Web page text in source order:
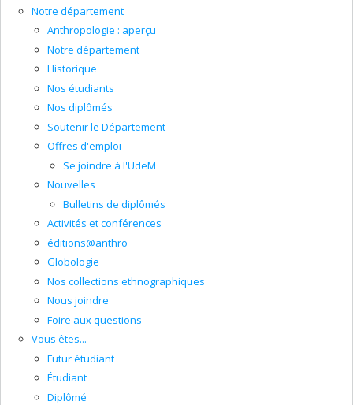
Notre département
Anthropologie : aperçu
Notre département
Historique
Nos étudiants
Nos diplômés
Soutenir le Département
Offres d'emploi
Se joindre à l'UdeM
Nouvelles
Bulletins de diplômés
Activités et conférences
éditions@anthro
Globologie
Nos collections ethnographiques
Nous joindre
Foire aux questions
Vous êtes...
Futur étudiant
Étudiant
Diplômé